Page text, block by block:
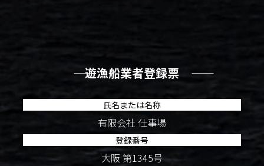
―― 遊漁船業者登録票 ――
氏名または名称
有限会社 仕事場
登録番号
大阪 第1345号